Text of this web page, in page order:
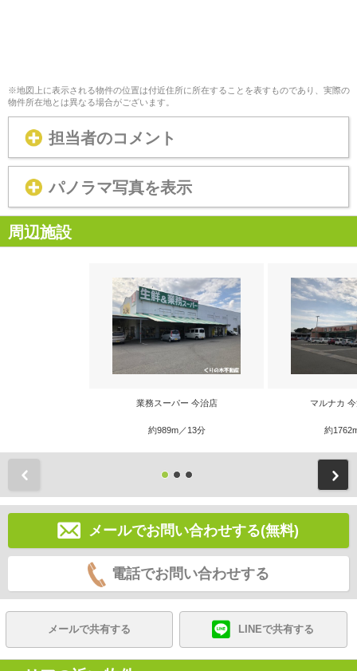
※地図上に表示される物件の位置は付近住所に所在することを表すものであり、実際の
物件所在地とは異なる場合がございます。
担当者のコメント
パノラマ写真を表示
周辺施設
業務スーパー 今治店
約989m／13分
マルナカ
約
メールでお問い合わせする(無料)
電話でお問い合わせする
メールで共有する LINEで共有する